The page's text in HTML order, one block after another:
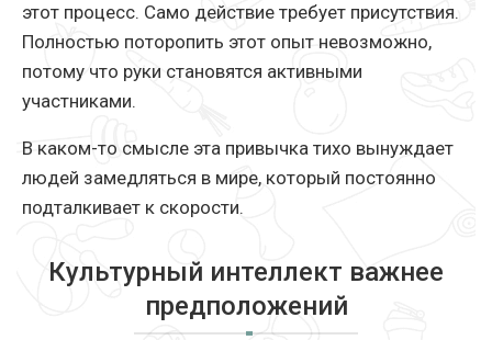
этот процесс. Само действие требует присутствия.
Полностью поторопить этот опыт невозможно,
потому что руки становятся активными
участниками.
В каком-то смысле эта привычка тихо вынуждает
людей замедляться в мире, который постоянно
подталкивает к скорости.
Культурный интеллект важнее
предположений